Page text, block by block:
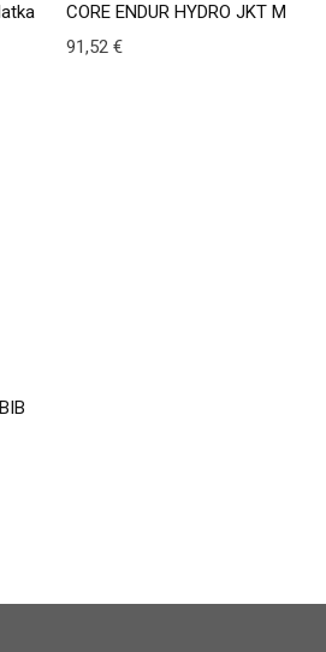
CORE ENDUR HYDRO JKT M
91,52€